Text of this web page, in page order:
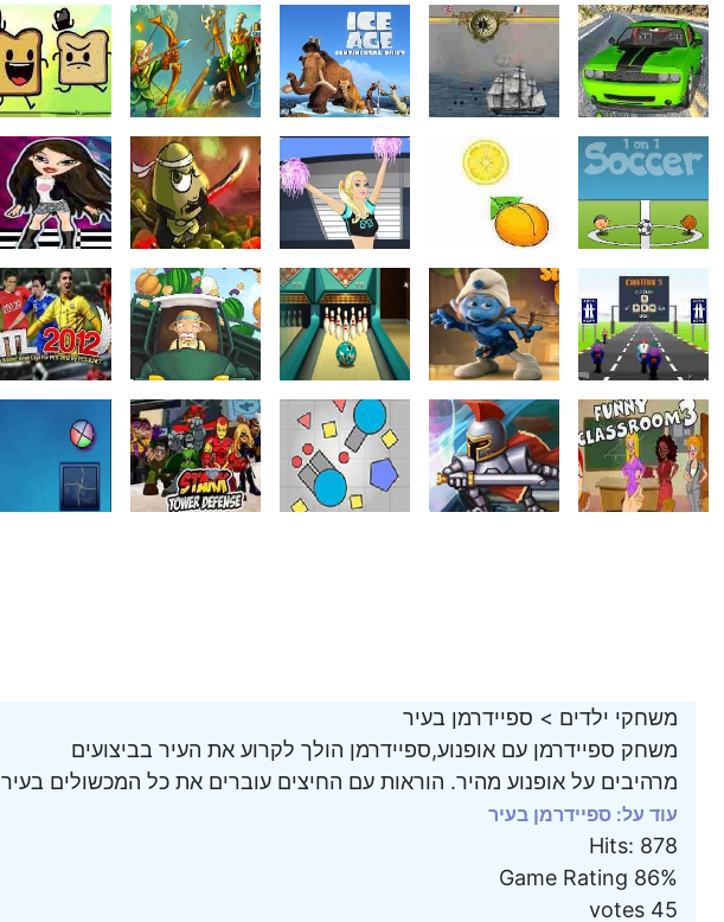
משחקי ילדים > ספיידרמן בעיר
משחק ספיידרמן עם אופנוע,ספיידרמן הולך לקרוע את העיר בביצועים
מרהיבים על אופנוע מהיר. הוראות עם החיצים עוברים את כל המכשולים בעיר
עוד על: ספיידרמן בעיר
Hits: 878
Game Rating 86%
votes 45